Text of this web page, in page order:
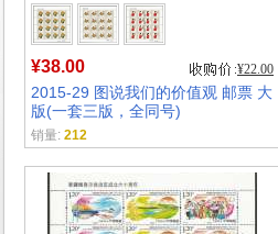
¥38.00 ¥22.00
2015-29 图说我们的价值观 邮票 大
版(一套三版，全同号)
销量: 212